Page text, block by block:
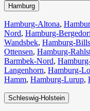
Hamburg
Hamburg-Altona,
Nord, Hamburg-
Wandsbek, Hamburg-
Ottensen, Hamburg-
Barmbek-Nord,
Langenhorn, Hamburg-
Hamm, Hamburg-Lurup,
Schleswig-Holstein